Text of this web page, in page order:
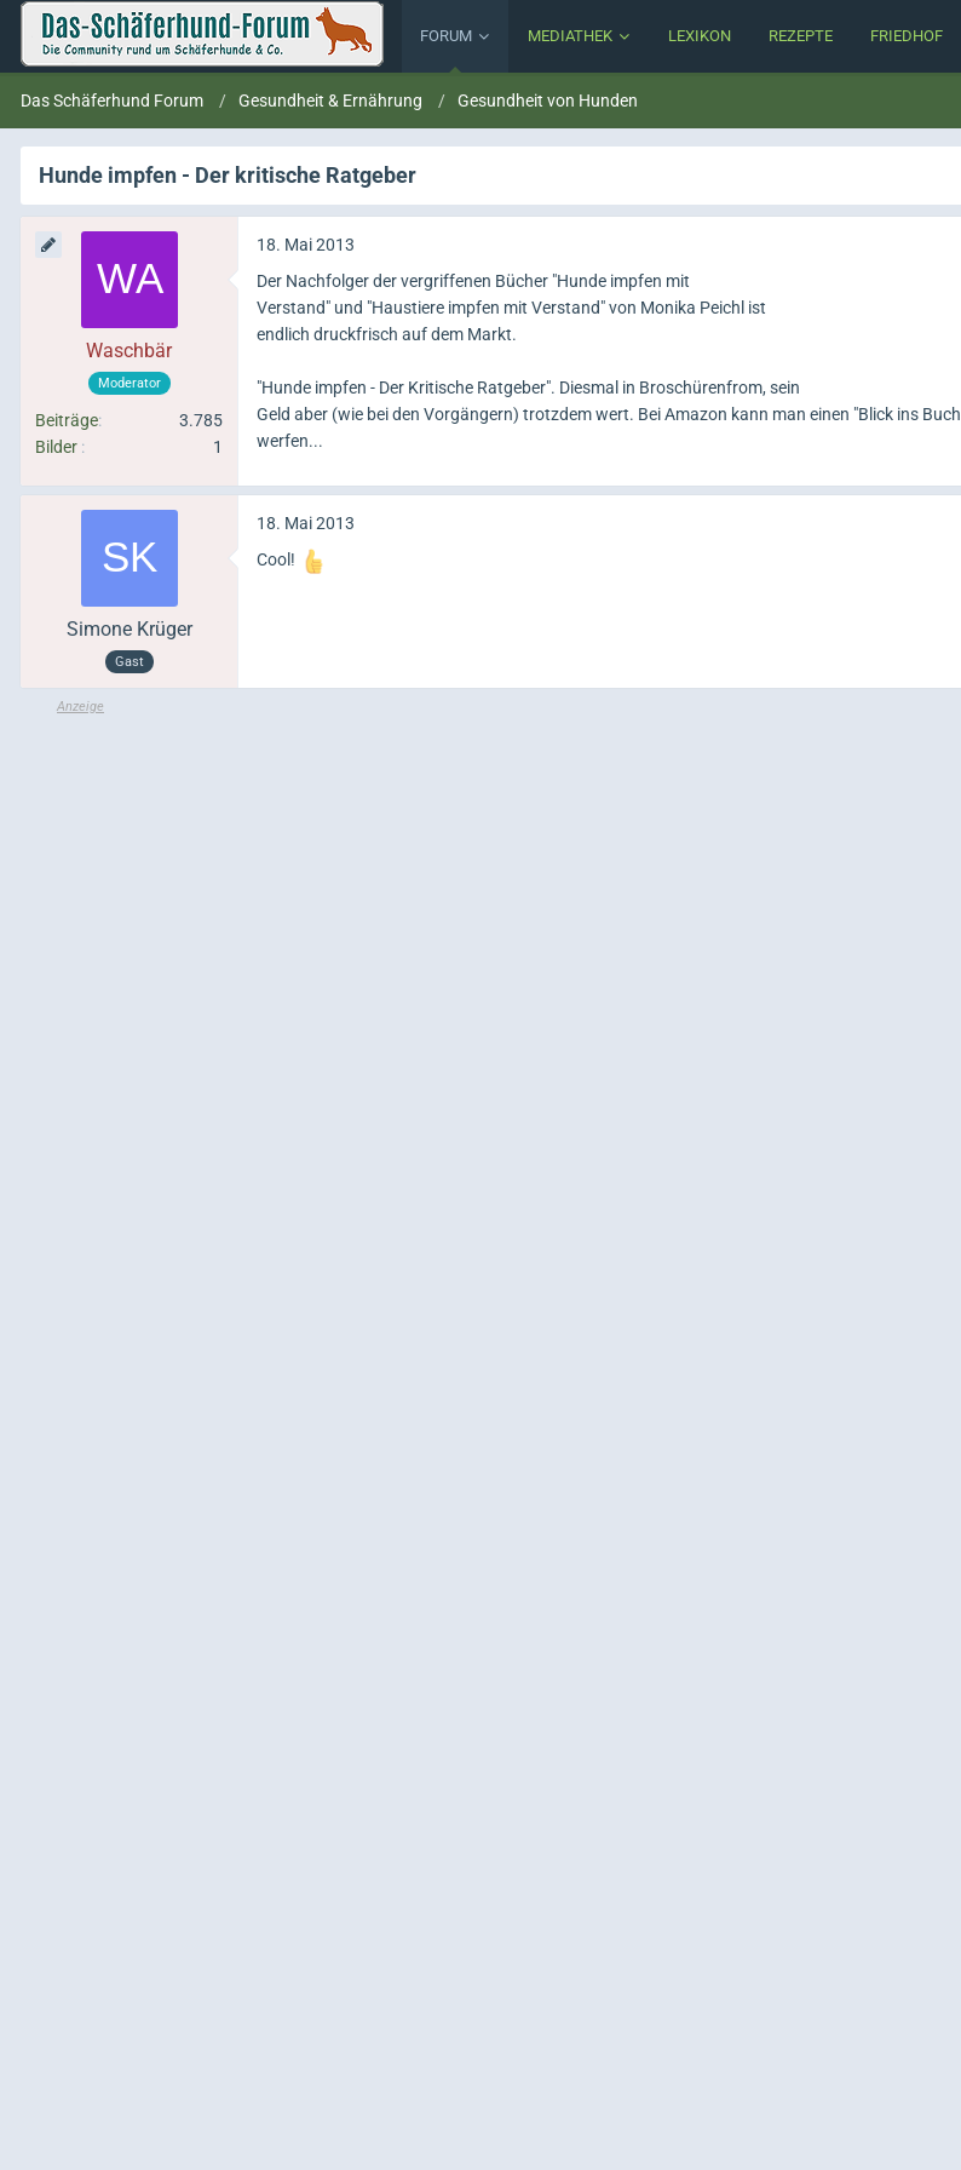
FORUM MEDIATHEK LEXIKON REZEPTE FRIEDHOF
Das Schäferhund Forum Gesundheit & Ernährung Gesundheit von Hunden
Hunde impfen - Der kritische Ratgeber
Waschbär
Moderator
Beiträge
3.785
Bilder
1
18. Mai 2013
Der Nachfolger der vergriffenen Bücher "Hunde impfen mit
Verstand" und "Haustiere impfen mit Verstand" von Monika Peichl ist
endlich druckfrisch auf dem Markt.
"Hunde impfen - Der Kritische Ratgeber". Diesmal in Broschürenfrom, sein
Geld aber (wie bei den Vorgängern) trotzdem wert. Bei Amazon kann man einen "Blick ins Buch
werfen...
Simone Krüger
Gast
18. Mai 2013
Cool!